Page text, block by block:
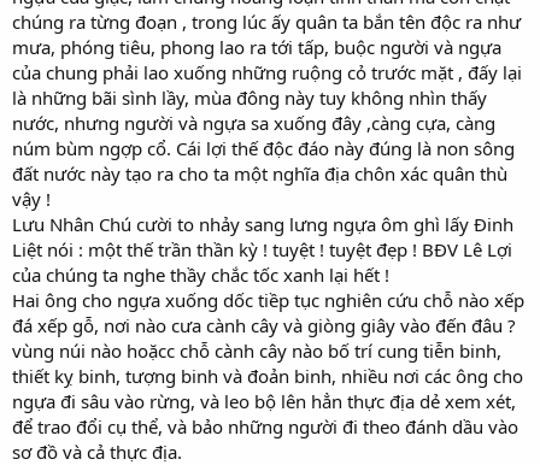
chúng ra từng đoạn , trong lúc ấy quân ta bắn tên độc ra như
mưa, phóng tiêu, phong lao ra tới tấp, buộc người và ngựa
của chung phải lao xuống những ruộng cỏ trước mặt , đấy lại
là những bãi sình lầy, mùa đông này tuy không nhìn thấy
nước, nhưng người và ngựa sa xuống đây ,càng cựa, càng
núm bùm ngợp cổ. Cái lợi thế độc đáo này đúng là non sông
đất nước này tạo ra cho ta một nghĩa địa chôn xác quân thù
vậy !
Lưu Nhân Chú cười to nhảy sang lưng ngựa ôm ghì lấy Đinh
Liệt nói : một thế trần thần kỳ ! tuyệt ! tuyệt đẹp ! BĐV Lê Lợi
của chúng ta nghe thầy chắc tốc xanh lại hết !
Hai ông cho ngựa xuống dốc tiềp tục nghiên cứu chỗ nào xếp
đá xếp gỗ, nơi nào cưa cành cây và giòng giây vào đến đâu ?
vùng núi nào hoặcc chỗ cành cây nào bố trí cung tiễn binh,
thiết kỵ binh, tượng binh và đoản binh, nhiều nơi các ông cho
ngựa đi sâu vào rừng, và leo bộ lên hẳn thực địa dẻ xem xét,
để trao đổi cụ thể, và bảo những người đi theo đánh dầu vào
sơ đồ và cả thực địa.